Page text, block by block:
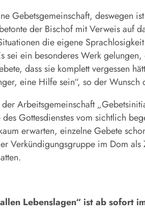
Gebetsgemeinschaft, deswegen
der Bischof mit Verweis auf
die eigene
sei ein besonderes Werk
dass sie komplett vergessen
eine Hilfe sein“, so der Wunsch
Arbeitsgemeinschaft
Gottesdienstes vom sichtlich
erwarten, einzelne Gebete
Verkündigungsgruppe im Dom
Lebenslagen“ ist ab sofort